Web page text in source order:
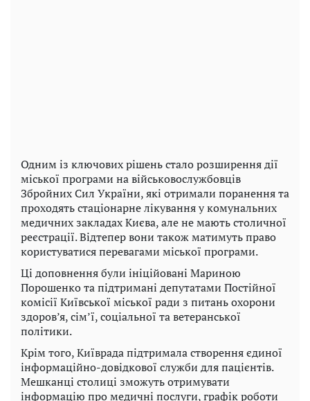
Одним із ключових рішень стало розширення дії
міської програми на військовослужбовців
Збройних Сил України, які отримали поранення та
проходять стаціонарне лікування у комунальних
медичних закладах Києва, але не мають столичної
реєстрації. Відтепер вони також матимуть право
користуватися перевагами міської програми.
Ці доповнення були ініційовані Мариною
Порошенко та підтримані депутатами Постійної
комісії Київської міської ради з питань охорони
здоров’я, сім’ї, соціальної та ветеранської
політики.
Крім того, Київрада підтримала створення єдиної
інформаційно-довідкової служби для пацієнтів.
Мешканці столиці зможуть отримувати
інформацію про медичні послуги, графік роботи